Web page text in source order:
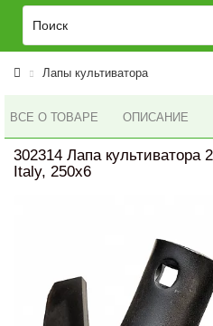
Лапы культиватора
ВСЕ О ТОВАРЕ ОПИСАНИЕ
302314 Лапа культиватора
Italy, 250x6